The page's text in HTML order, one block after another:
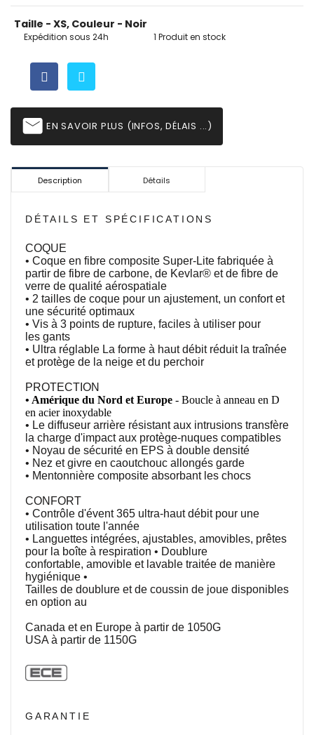
Taille - XS, Couleur - Noir
Expédition sous 24h 1 Produit en stock
email EN SAVOIR PLUS (INFOS, DÉLAIS ...)
Description Détails
DÉTAILS ET SPÉCIFICATIONS
COQUE
• Coque en fibre composite Super-Lite fabriquée à
partir de fibre de carbone, de Kevlar® et de fibre de
verre de qualité aérospatiale
• 2 tailles de coque pour un ajustement, un confort et
une sécurité optimaux
• Vis à 3 points de rupture, faciles à utiliser pour
les gants
• Ultra réglable La forme à haut débit réduit la traînée
et protège de la neige et du perchoir
PROTECTION
• Amérique du Nord et Europe - Boucle à anneau en D
en acier inoxydable
• Le diffuseur arrière résistant aux intrusions transfère
la charge d'impact aux protège-nuques compatibles
• Noyau de sécurité en EPS à double densité
• Nez et givre en caoutchouc allongés garde
• Mentonnière composite absorbant les chocs
CONFORT
• Contrôle d'évent 365 ultra-haut débit pour une
utilisation toute l'année
• Languettes intégrées, ajustables, amovibles, prêtes
pour la boîte à respiration • Doublure
confortable, amovible et lavable traitée de manière
hygiénique •
Tailles de doublure et de coussin de joue disponibles
en option au
Canada et en Europe à partir de 1050G
USA à partir de 1150G
GARANTIE